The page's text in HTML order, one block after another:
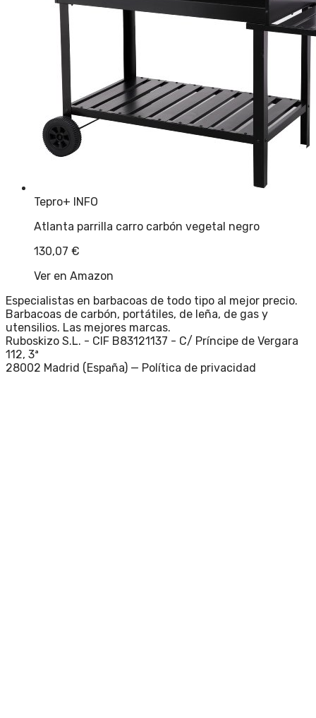
Tepro+ INFO
Atlanta parrilla carro carbón vegetal negro
130,07 €
Ver en Amazon
Especialistas en barbacoas de todo tipo al mejor precio.
Barbacoas de carbón, portátiles, de leña, de gas y
utensilios. Las mejores marcas.
Ruboskizo S.L. - CIF B83121137 - C/ Príncipe de Vergara
112, 3ª
28002 Madrid (España) — Política de privacidad